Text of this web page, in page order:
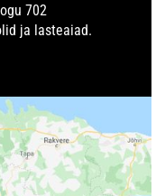
702
ja lasteaiad.